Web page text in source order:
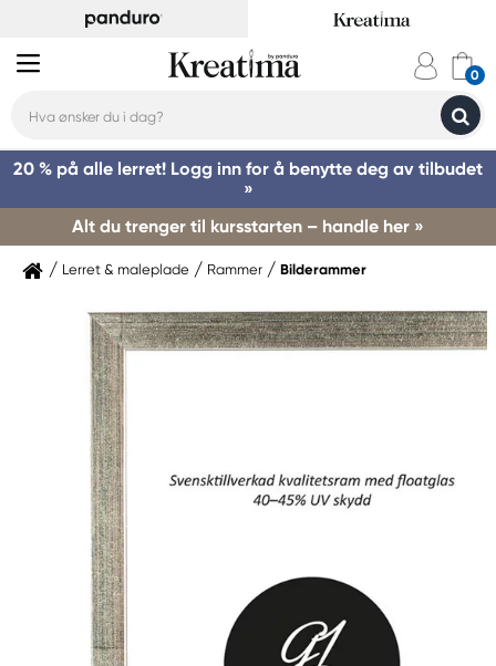
20 % på alle lerret! Logg inn for å benytte deg av tilbudet
»
Alt du trenger til kursstarten – handle her »
Lerret & maleplade Rammer Bilderammer